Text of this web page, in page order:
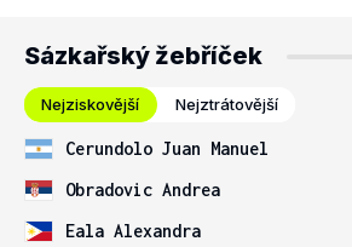
Sázkařský žebříček
Nejziskovější Nejztrátovější
Cerundolo Juan Manuel
Obradovic Andrea
Eala Alexandra